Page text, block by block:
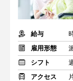
給与
雇用形態
シフト
アクセス